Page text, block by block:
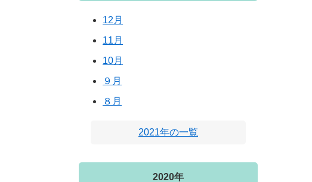
12月
11月
10月
９月
８月
2021年の一覧
2020年